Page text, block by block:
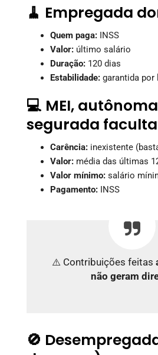
🧹 Empregada
Quem paga: INSS
Valor: último salário
Duração: 120 dias
Estabilidade: garantida por
💻 MEI,
segurada
Carência: inexistente
Valor: média das últimas
Valor mínimo: salário
Pagamento: INSS
⚠️ Contribuições feitas
não geram
🚫